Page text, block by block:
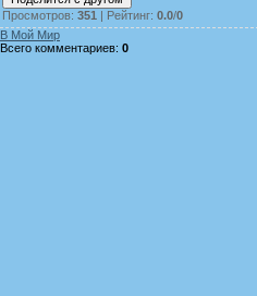
Просмотров: 351 | Рейтинг: 0.0/0
В Мой Мир
Всего комментариев: 0